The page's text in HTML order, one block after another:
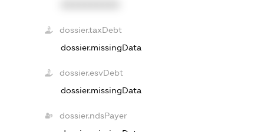
dossier.taxDebt
dossier.missingData
dossier.esvDebt
dossier.missingData
dossier.ndsPayer